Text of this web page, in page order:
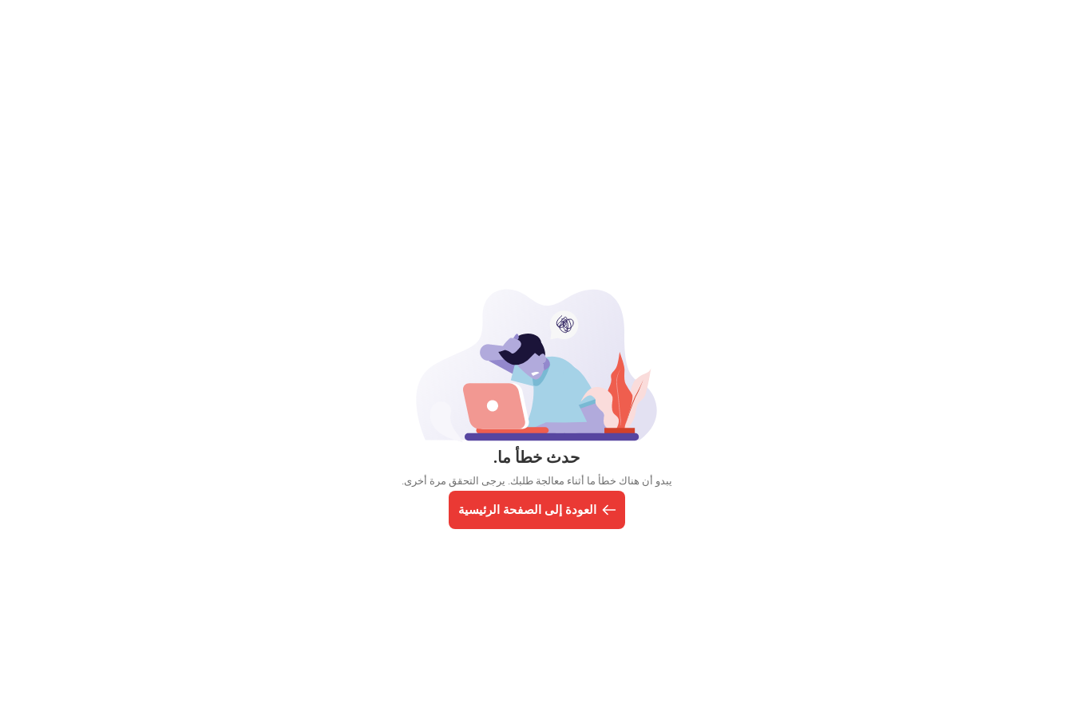
حدث خطأ ما.
يبدو أن هناك خطأ ما أثناء معالجة طلبك. يرجى التحقق مرة أخرى.
العودة إلى الصفحة الرئيسية